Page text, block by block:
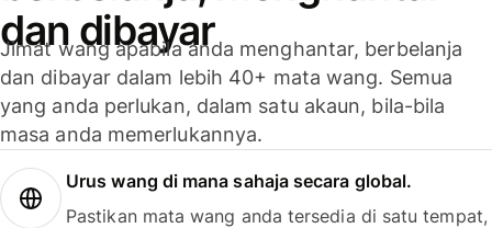
dan dibayar
Jimat wang apabila anda menghantar, berbelanja
dan dibayar dalam lebih 40+ mata wang. Semua
yang anda perlukan, dalam satu akaun, bila-bila
masa anda memerlukannya.
Urus wang di mana sahaja secara global.
Pastikan mata wang anda tersedia di satu tempat,